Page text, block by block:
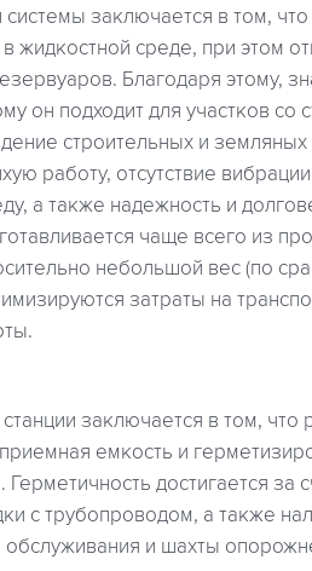
заключается в том, что
жидкостной среде, при этом
Благодаря этому,
он подходит для участков со
строительных и земляных
работу, отсутствие
а также надежность и
чаще всего из
небольшой вес (по
затраты на
заключается в том,
емкость и
достигается за
с трубопроводом, а также
и шахты